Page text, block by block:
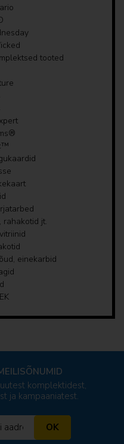
tooted
rahakotid jt.
einekarbid
komplektidest,
ja kampaaniatest.
OK